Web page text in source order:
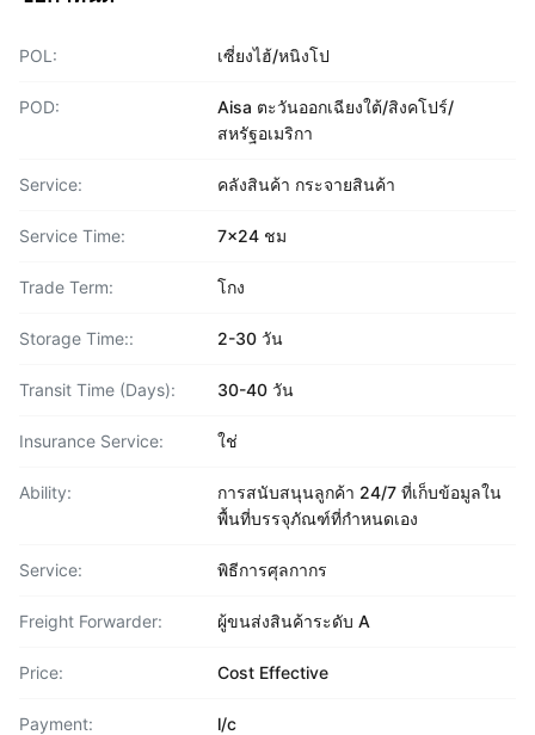
POL: เซี่ยงไฮ้/หนิงโป
POD:
Aisa ตะวันออกเฉียงใต้/สิงคโปร์/
สหรัฐอเมริกา
Service: คลังสินค้า กระจายสินค้า
Service Time: 7x24 ชม
Trade Term: โกง
Storage Time:: 2-30 วัน
Transit Time (Days): 30-40 วัน
Insurance Service: ใช่
Ability:
การสนับสนุนลูกค้า 24/7 ที่เก็บข้อมูลใน
พื้นที่บรรจุภัณฑ์ที่กำหนดเอง
Service: พิธีการศุลกากร
Freight Forwarder: ผู้ขนส่งสินค้าระดับ A
Price: Cost Effective
Payment: l/c